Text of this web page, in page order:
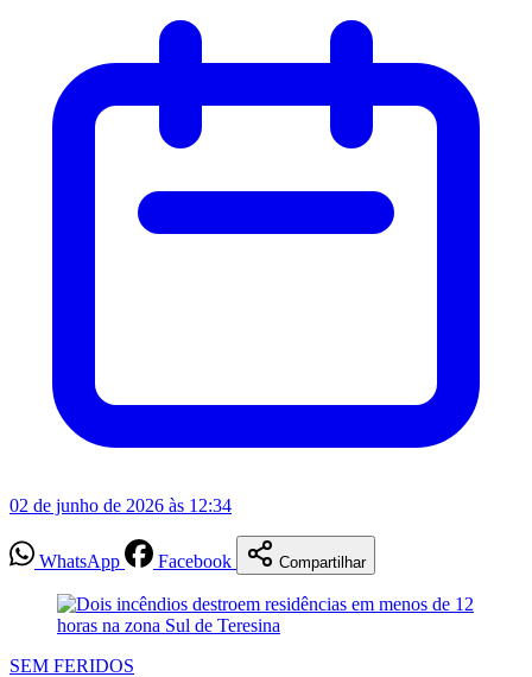
02 de junho de 2026 às 12:34
WhatsApp Facebook Compartilhar
SEM FERIDOS